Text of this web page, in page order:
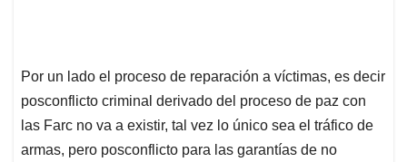
Por un lado el proceso de reparación a víctimas, es decir
posconflicto criminal derivado del proceso de paz con
las Farc no va a existir, tal vez lo único sea el tráfico de
armas, pero posconflicto para las garantías de no